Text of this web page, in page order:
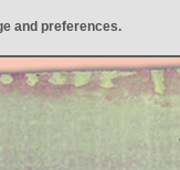
and preferences.